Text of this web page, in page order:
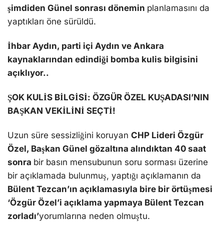
şimdiden Günel sonrası dönemin planlamasını da
yaptıkları öne sürüldü.
İhbar Aydın, parti içi Aydın ve Ankara
kaynaklarından edindiği bomba kulis bilgisini
açıklıyor..
ŞOK KULİS BİLGİSİ: ÖZGÜR ÖZEL KUŞADASI’NIN
BAŞKAN VEKİLİNİ SEÇTİ!
Uzun süre sessizliğini koruyan CHP Lideri Özgür
Özel, Başkan Günel gözaltına alındıktan 40 saat
sonra bir basın mensubunun soru sorması üzerine
bir açıklamada bulunmuş, yaptığı açıklamanın da
Bülent Tezcan’ın açıklamasıyla bire bir örtüşmesi
‘Özgür Özel’i açıklama yapmaya Bülent Tezcan
zorladı’yorumlarına neden olmuştu.